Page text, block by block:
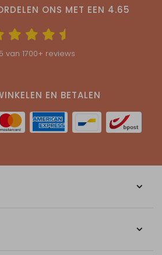
ONS MET EEN 4.65
van 1700+ reviews
EN BETALEN